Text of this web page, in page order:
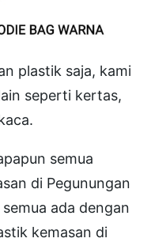
plastik saja, kami
seperti kertas,
semua
di Pegunungan
ada dengan
kemasan di